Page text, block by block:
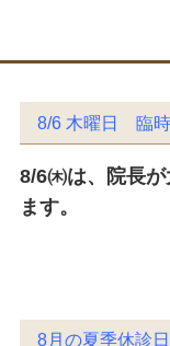
8/6 木曜日 臨
8/6㈭は、院長
ます。
8月の夏季休診